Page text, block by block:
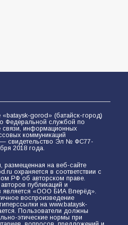
«bataysk-gorod» (батайск-город)
Федеральной службой по
связи, информационных
коммуникаций
свидетельство Эл № ФС77-
2018 года.
размещенная на веб-сайте
охраняется в соответствии с
РФ об авторском праве.
публикаций и
является «ООО БИА Вперёд».
воспроизведение
на www.bataysk-
Пользователи должны
этические нормы при